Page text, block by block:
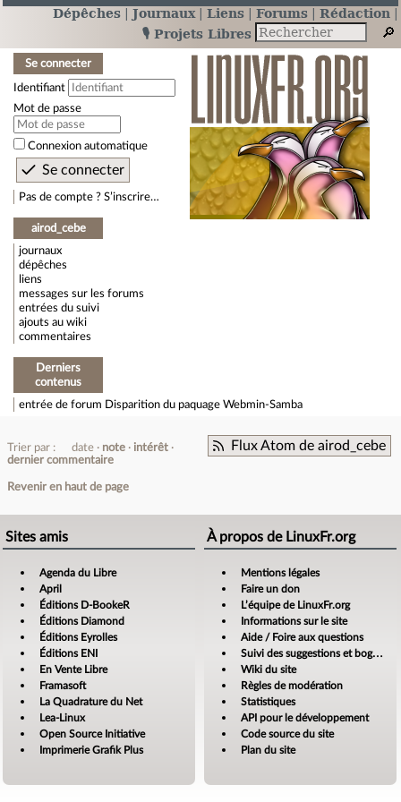
Dépêches Journaux Liens Forums
Rédaction
🎙️ Projets Libres
Se connecter
Identifiant
Mot de passe
Connexion automatique
Pas de compte ? S’inscrire…
airod_cebe
journaux
dépêches
liens
messages sur les forums
entrées du suivi
ajouts au wiki
commentaires
Derniers
contenus
entrée de forum Disparition du paquage Webmin-Samba
Flux Atom de airod_cebe
Trier par : date note
intérêt
dernier commentaire
Revenir en haut de page
Sites amis
Agenda du Libre
April
Éditions D-BookeR
Éditions Diamond
Éditions Eyrolles
Éditions ENI
En Vente Libre
Framasoft
La Quadrature du Net
Lea-Linux
Open Source Initiative
Imprimerie Grafik Plus
À propos de LinuxFr.org
Mentions légales
Faire un don
L’équipe de LinuxFr.org
Informations sur le site
Aide / Foire aux questions
Suivi des suggestions et bogues
Wiki du site
Règles de modération
Statistiques
API pour le développement
Code source du site
Plan du site